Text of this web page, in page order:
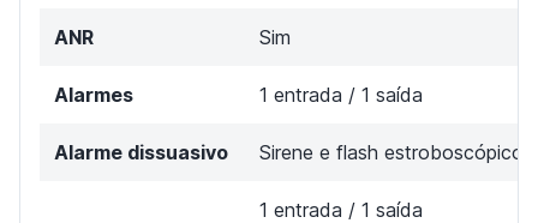
ANR Sim
Alarmes 1 entrada / 1 saída
Alarme dissuasivo Sirene e flash estroboscópico
1 entrada / 1 saída